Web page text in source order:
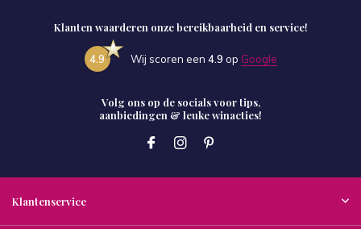
Klanten waarderen onze bereikbaarheid en service!
4.9 Wij scoren een 4.9 op Google
Volg ons op de socials voor tips,
aanbiedingen & leuke winacties!
Klantenservice